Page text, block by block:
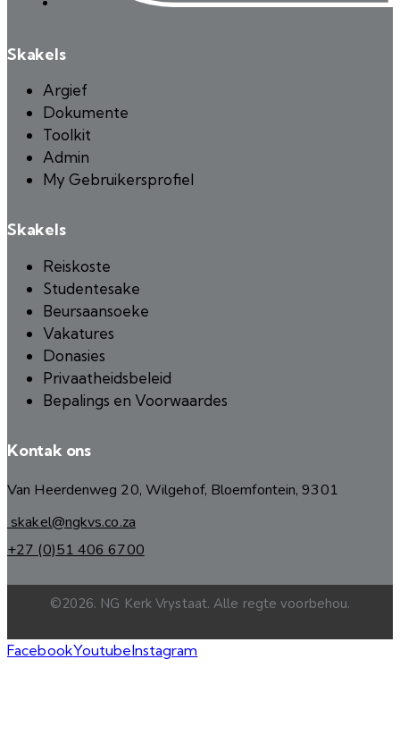
Skakels
Argief
Dokumente
Toolkit
Admin
My Gebruikersprofiel
Skakels
Reiskoste
Studentesake
Beursaansoeke
Vakatures
Donasies
Privaatheidsbeleid
Bepalings en Voorwaardes
Kontak ons
Van Heerdenweg 20, Wilgehof, Bloemfontein, 9301
skakel@ngkvs.co.za
+27 (0)51 406 6700
©2026. NG Kerk Vrystaat. Alle regte voorbehou.
FacebookYoutubeInstagram